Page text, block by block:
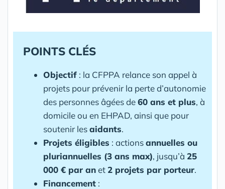
POINTS CLÉS
Objectif : la CFPPA relance son appel à
projets pour prévenir la perte d’autonomie
des personnes âgées de60 ans et plus, à
domicile ou en EHPAD, ainsi que pour
soutenir lesaidants.
Projets éligibles : actionsannuelles ou
pluriannuelles (3 ans max), jusqu’à 25
000 € par anet 2 projets par porteur.
Financement :